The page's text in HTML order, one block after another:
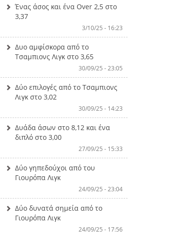
Ένας άσος και ένα Over 2,5 στο
3,37
3/10/25 - 16:23
Δυο αμφίσκορα από το
Τσαμπιονς Λιγκ στο 3,65
30/09/25 - 23:05
Δύο επιλογές από το Τσαμπιονς
Λιγκ στο 3,02
30/09/25 - 14:23
Δυάδα άσων στο 8,12 και ένα
διπλό στο 3,00
27/09/25 - 15:33
Δύο γηπεδούχοι από του
Γιουρόπα Λιγκ
24/09/25 - 23:04
Δύο δυνατά σημεία από το
Γιουρόπα Λιγκ
24/09/25 - 17:56